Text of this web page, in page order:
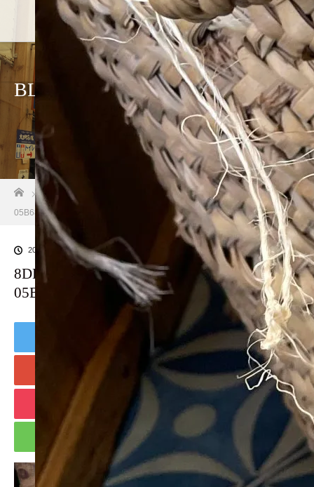
BLOG
ホーム
ブログ一覧
8DBA927A-9E11-40F8-9340-
05B684C2EFAA
2023.08.4
8DBA927A-9E11-40F8-9340-
05B684C2EFAA
Hatena
RSS